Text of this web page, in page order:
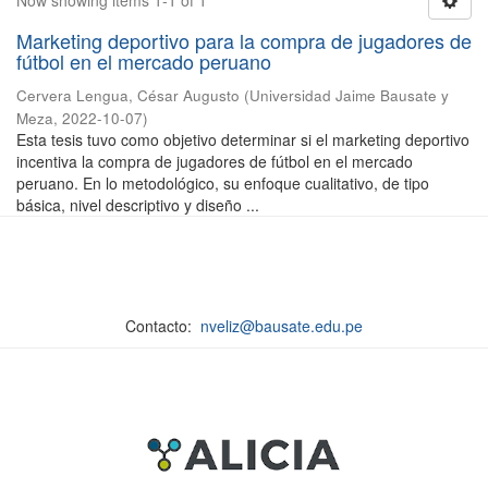
Marketing deportivo para la compra de jugadores de
fútbol en el mercado peruano
Cervera Lengua, César Augusto (Universidad Jaime Bausate y
Meza, 2022-10-07)
Esta tesis tuvo como objetivo determinar si el marketing deportivo
incentiva la compra de jugadores de fútbol en el mercado
peruano. En lo metodológico, su enfoque cualitativo, de tipo
básica, nivel descriptivo y diseño ...
Contacto: nveliz@bausate.edu.pe